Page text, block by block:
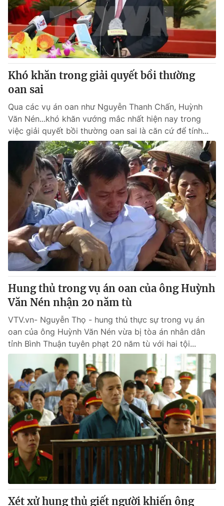
® Cấm sao chép dưới mọi hình thức nếu không có sự chấp
thuận bằng văn bản. Ghi rõ nguồn VTV.vn khi phát hành lại
thông tin từ website này.
Khó khăn trong giải quyết bồi thường
oan sai
Qua các vụ án oan như Nguyễn Thanh Chấn, Huỳnh
Văn Nén...khó khăn vướng mắc nhất hiện nay trong
việc giải quyết bồi thường oan sai là căn cứ để tính...
Hung thủ trong vụ án oan của ông Huỳnh
Văn Nén nhận 20 năm tù
VTV.vn- Nguyễn Thọ - hung thủ thực sự trong vụ án
oan của ông Huỳnh Văn Nén vừa bị tòa án nhân dân
tỉnh Bình Thuận tuyên phạt 20 năm tù với hai tội...
Xét xử hung thủ giết người khiến ông